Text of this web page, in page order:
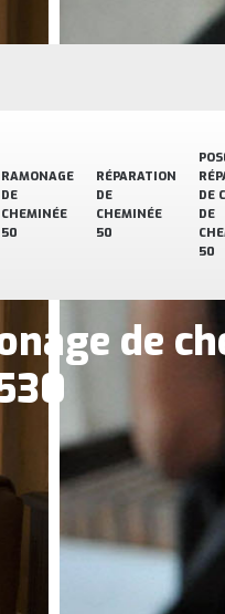
RAMONAGE
DE
CHEMINÉE
50
RÉPARATION
DE
CHEMINÉE
50
DE
DE
50
de